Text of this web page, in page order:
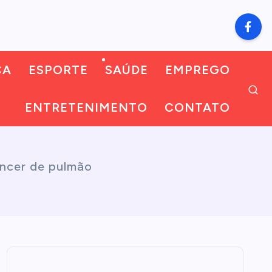
ESPORTE SAÚDE EMPREGO
ENTRETENIMENTO CONTATO
de pulmão